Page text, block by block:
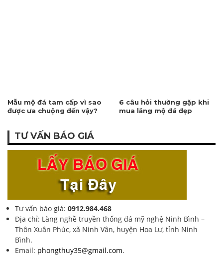
Mẫu mộ đá tam cấp vì sao
được ưa chuộng đến vậy?
6 câu hỏi thường gặp khi
mua lăng mộ đá đẹp
TƯ VẤN BÁO GIÁ
Tư vấn báo giá: 0912.984.468
Địa chỉ: Làng nghề truyền thống đá mỹ nghệ Ninh Bình –
Thôn Xuân Phúc, xã Ninh Vân, huyện Hoa Lư, tỉnh Ninh
Bình.
Email: phongthuy35@gmail.com.